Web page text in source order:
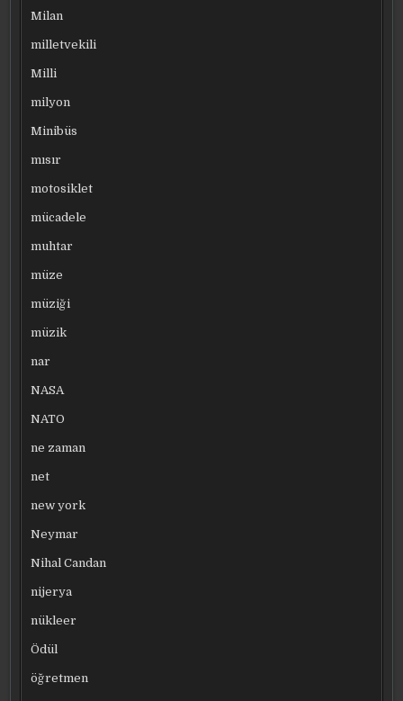
Milan
milletvekili
Milli
milyon
Minibüs
mısır
motosiklet
mücadele
muhtar
müze
müziği
müzik
nar
NASA
NATO
ne zaman
net
new york
Neymar
Nihal Candan
nijerya
nükleer
Ödül
öğretmen